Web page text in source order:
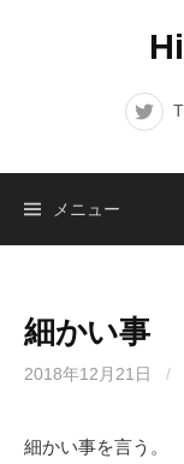
メニュー
細かい事
2018年12月21日 /
細かい事を言う。